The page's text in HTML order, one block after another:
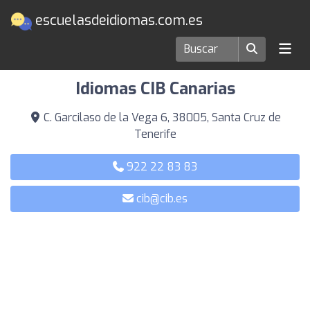
escuelasdeidiomas.com.es
Escuelas de idiomas en Santa Cruz de Tenerife
Idiomas CIB Canarias
C. Garcilaso de la Vega 6, 38005, Santa Cruz de
Tenerife
922 22 83 83
cib@cib.es